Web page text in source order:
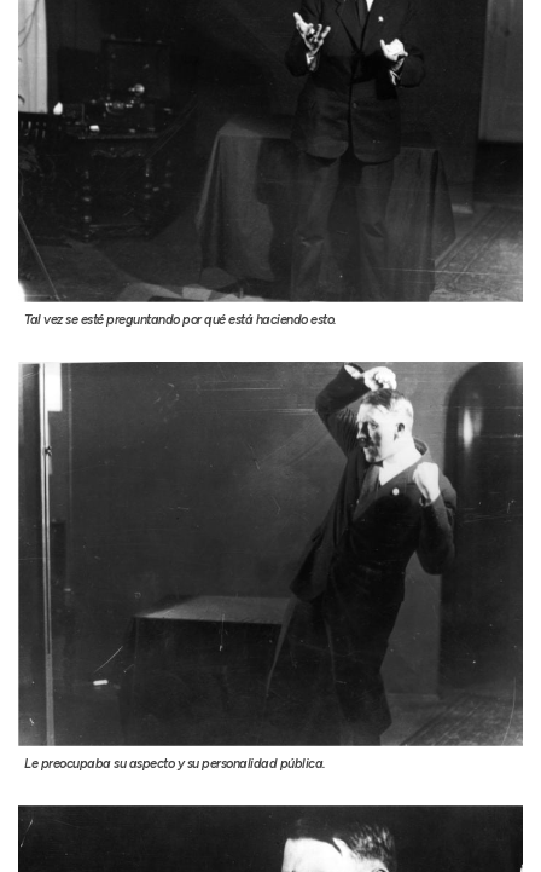
Tal vez se esté preguntando por qué está haciendo esto.
Le preocupaba su aspecto y su personalidad pública.